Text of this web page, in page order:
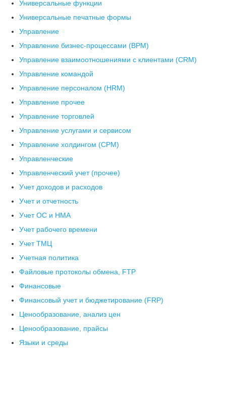
Универсальные функции
Универсальные печатные формы
Управление
Управление бизнес-процессами (BPM)
Управление взаимоотношениями с клиентами (СRM)
Управление командой
Управление персоналом (HRM)
Управление прочее
Управление торговлей
Управление услугами и сервисом
Управление холдингом (CPM)
Управленческие
Управленческий учет (прочее)
Учет доходов и расходов
Учет и отчетность
Учет ОС и НМА
Учет рабочего времени
Учет ТМЦ
Учетная политика
Файловые протоколы обмена, FTP
Финансовые
Финансовый учет и бюджетирование (FRP)
Ценообразование, анализ цен
Ценообразование, прайсы
Языки и среды